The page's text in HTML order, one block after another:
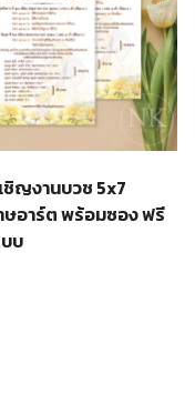
ชิญงานบวช 5x7
ษอาร์ต พร้อมซอง ฟรี
บ